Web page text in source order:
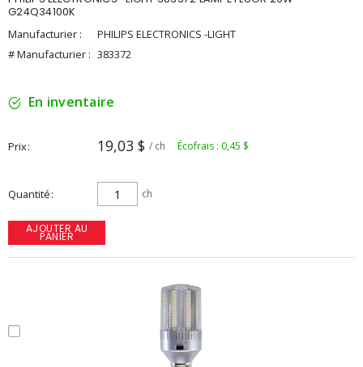
G24Q34100K
Manufacturier :
PHILIPS ELECTRONICS -LIGHT
# Manufacturier : 383372
En inventaire
Prix 19,03 $ / ch Écofrais : 0,45 $
Quantité ch
AJOUTER AU
PANIER